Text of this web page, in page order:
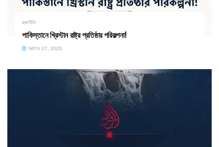
রাজনীতি
পাকিস্তানে খ্রিস্টান রাষ্ট্র প্রতিষ্ঠার পরিকল্পনা!
অক্টোবর 27, 2025